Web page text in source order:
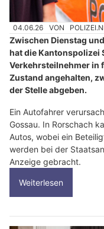
04.06.26 VON
Zwischen Dienstag
hat die Kantonspolizei
Verkehrsteilnehmer in
Zustand angehalten,
der Stelle abgeben.
Ein Autofahrer
Gossau. In Rorschach
Autos, wobei ein
werden bei der
Anzeige gebracht.
Weiterlesen